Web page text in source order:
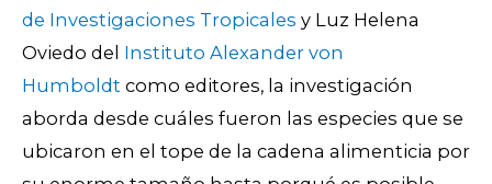
de Investigaciones Tropicales y Luz Helena
Oviedo del Instituto Alexander von
Humboldt como editores, la investigación
aborda desde cuáles fueron las especies que se
ubicaron en el tope de la cadena alimenticia por